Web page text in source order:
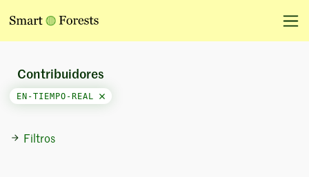
Filtros
Contribuidores
EN-TIEMPO-REAL